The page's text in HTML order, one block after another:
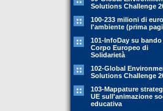
Solutions Challenge
100-233 milioni di
l'ambiente (prima
101-InfoDay su bando
Corpo Europeo di
Solidarietà
102-Global
Solutions Challenge
103-Mappature
UE sull'animazione
educativa